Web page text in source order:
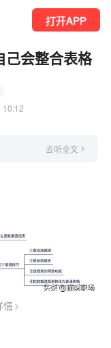
打开APP
会整合表格
10:12
去听全文
情